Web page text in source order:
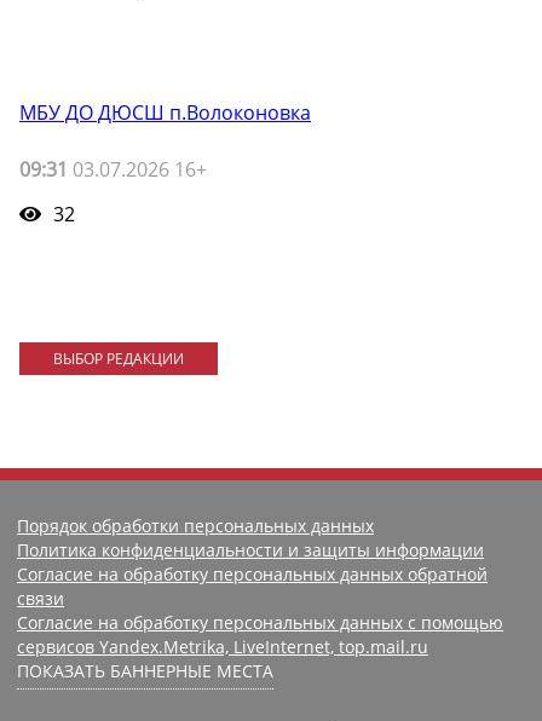
МБУ ДО ДЮСШ п.Волоконовка
09:31 03.07.2026 16+
32
ВЫБОР РЕДАКЦИИ
Порядок обработки персональных данных
Политика конфиденциальности и защиты информации
Согласие на обработку персональных данных обратной
связи
Согласие на обработку персональных данных с помощью
сервисов Yandex.Metrika, LiveInternet, top.mail.ru
ПОКАЗАТЬ БАННЕРНЫЕ МЕСТА